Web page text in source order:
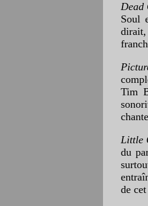
Dead
Soul
Tim
Little
du
de